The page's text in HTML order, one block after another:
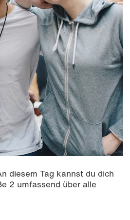
diesem Tag kannst du dich
2 umfassend über alle